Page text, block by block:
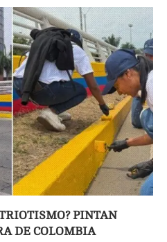
PINTAN
DE COLOMBIA